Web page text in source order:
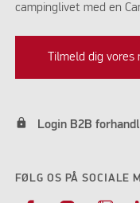
campinglivet med en
Tilmeld dig vores
lock Login B2B
FØLG OS PÅ SOCIALE